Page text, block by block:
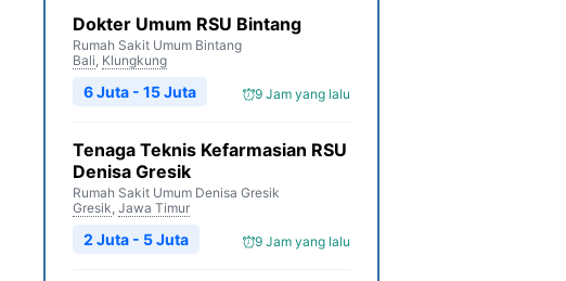
Dokter Umum RSU Bintang
Rumah Sakit Umum Bintang
Bali, Klungkung
9 Jam yang lalu
6 Juta - 15 Juta
Tenaga Teknis Kefarmasian RSU
Denisa Gresik
Rumah Sakit Umum Denisa Gresik
Gresik, Jawa Timur
9 Jam yang lalu
2 Juta - 5 Juta